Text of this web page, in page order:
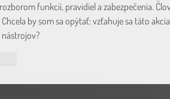
funkcií, pravidiel a zabezpečenia.
by som sa opýtať: vzťahuje sa táto